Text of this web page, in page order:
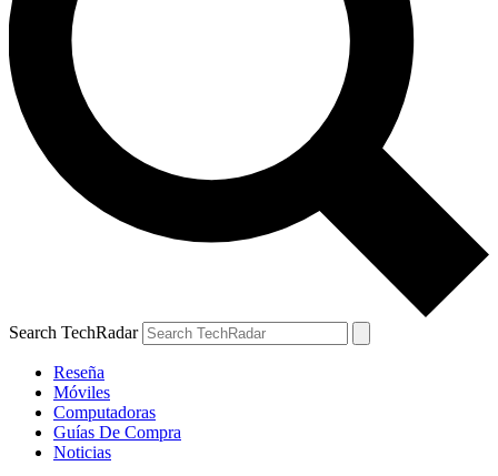
Search TechRadar
Reseña
Móviles
Computadoras
Guías De Compra
Noticias